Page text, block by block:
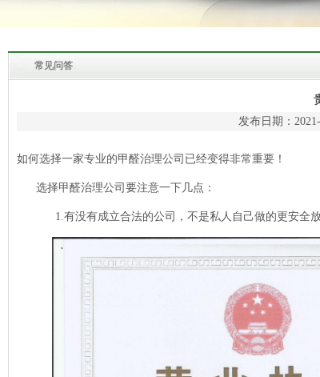
常见问答
发布日期：
如何选择一家专业的甲醛治理公司已经变得非常重要！
选择甲醛治理公司要注意一下几点：
1.有没有成立合法的公司，不是私人自己做的更安全放